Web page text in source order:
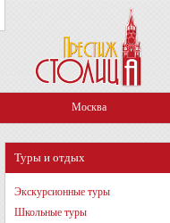
Москва
Туры и отдых
Экскурсионные туры
Школьные туры